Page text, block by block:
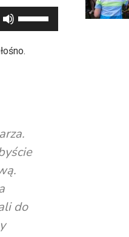
strzałek
zwiększyć
lub
do